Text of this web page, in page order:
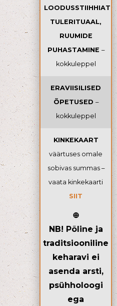
LOODUSSTIIHHIATE
TULERITUAAL,
RUUMIDE
PUHASTAMINE –
kokkuleppel
ERAVIISILISED
ÕPETUSED –
kokkuleppel
KINKEKAART
väärtuses omale
sobivas summas –
vaata kinkekaarti
SIIT
⊕
NB! Põline ja
traditsiooniline
keharavi ei
asenda arsti,
psühholoogi
ega